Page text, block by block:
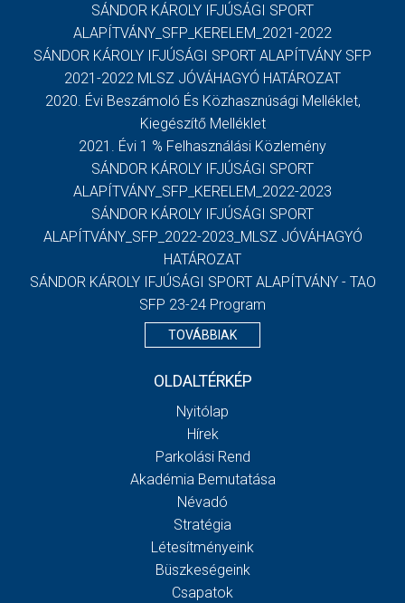
SÁNDOR KÁROLY IFJÚSÁGI SPORT
ALAPÍTVÁNY_SFP_KERELEM_2021-2022
SÁNDOR KÁROLY IFJÚSÁGI SPORT ALAPÍTVÁNY SFP
2021-2022 MLSZ JÓVÁHAGYÓ HATÁROZAT
2020. Évi Beszámoló És Közhasznúsági Melléklet,
Kiegészítő Melléklet
2021. Évi 1 % Felhasználási Közlemény
SÁNDOR KÁROLY IFJÚSÁGI SPORT
ALAPÍTVÁNY_SFP_KERELEM_2022-2023
SÁNDOR KÁROLY IFJÚSÁGI SPORT
ALAPÍTVÁNY_SFP_2022-2023_MLSZ JÓVÁHAGYÓ
HATÁROZAT
SÁNDOR KÁROLY IFJÚSÁGI SPORT ALAPÍTVÁNY - TAO
SFP 23-24 Program
TOVÁBBIAK
OLDALTÉRKÉP
Nyitólap
Hírek
Parkolási Rend
Akadémia Bemutatása
Névadó
Stratégia
Létesítményeink
Büszkeségeink
Csapatok